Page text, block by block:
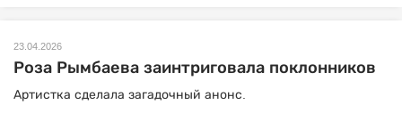
23.04.2026
Роза Рымбаева заинтриговала поклонников
Артистка сделала загадочный анонс.